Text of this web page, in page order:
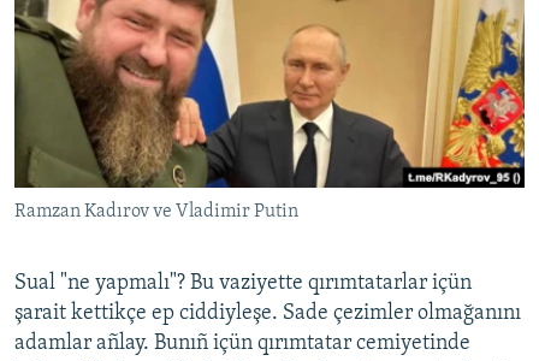
Ramzan Kadırov ve Vladimir Putin
Sual "ne yapmalı"? Bu vaziyette qırımtatarlar içün
şarait kettikçe ep ciddiyleşe. Sade çezimler olmağanını
adamlar añlay. Bunıñ içün qırımtatar cemiyetinde